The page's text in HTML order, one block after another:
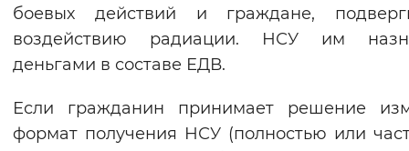
боевых действий и граждане,
воздействию радиации. НСУ им
деньгами в составе ЕДВ.
Если гражданин принимает решение
формат получения НСУ (полностью или